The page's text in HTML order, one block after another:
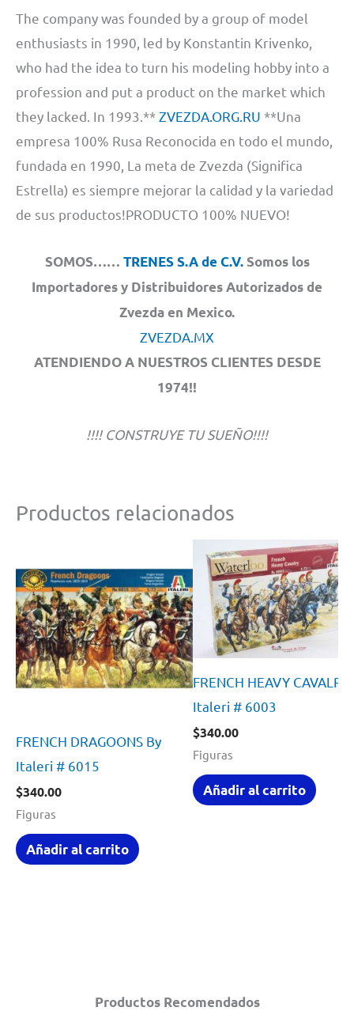
Productos Recomendados
The company was founded by a group of model
enthusiasts in 1990, led by Konstantin Krivenko,
who had the idea to turn his modeling hobby into a
profession and put a product on the market which
they lacked. In 1993.**ZVEZDA.ORG.RU **Una
empresa 100% Rusa Reconocida en todo el mundo,
fundada en 1990, La meta de Zvezda (Significa
Estrella) es siempre mejorar la calidad y la variedad
de sus productos!PRODUCTO 100% NUEVO!
SOMOS…… TRENES S.A de C.V.Somos los
Importadores y Distribuidores Autorizados de
Zvezda en Mexico.
ZVEZDA.MX
ATENDIENDO A NUESTROS CLIENTES DESDE
1974!!
!!!! CONSTRUYE TU SUEÑO!!!!
Productos relacionados
FRENCH DRAGOONS By
Italeri # 6015
$340.00
Figuras
Añadir al carrito
FRENCH HEAVY CAVALRY
Italeri # 6003
$340.00
Figuras
Añadir al carrito